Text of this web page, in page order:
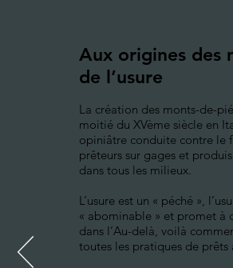
Aux origines des
de l’usure
La création des monts-de-
moitié du XVème siècle en
opiniâtre conduite contre le
prêteurs sur gages et
dans tous les milieux.
L’usure est un « péché »,
« abominable » et promet à
dans l’Au-delà, voilà
toutes les pratiques de prêts